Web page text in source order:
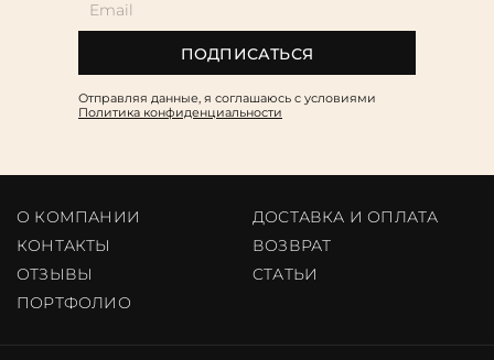
ПОДПИСАТЬСЯ
Отправляя данные, я соглашаюсь c условиями
Политика конфиденциальности
О КОМПАНИИ
ДОСТАВКА И ОПЛАТА
КОНТАКТЫ
ВОЗВРАТ
ОТЗЫВЫ
CТАТЬИ
ПОРТФОЛИО